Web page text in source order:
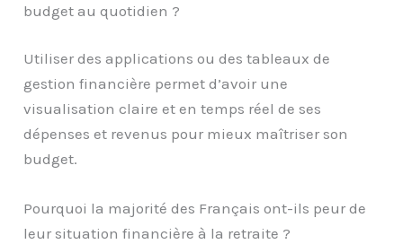
budget au quotidien ?
Utiliser des applications ou des tableaux de
gestion financière permet d’avoir une
visualisation claire et en temps réel de ses
dépenses et revenus pour mieux maîtriser son
budget.
Pourquoi la majorité des Français ont-ils peur de
leur situation financière à la retraite ?